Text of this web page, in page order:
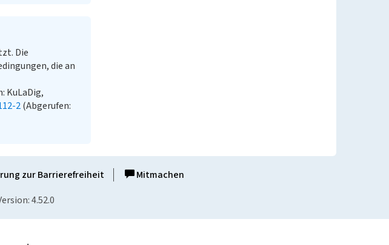
Die
die an
KuLaDig,
2(Abgerufen:
zur Barrierefreiheit
Mitmachen
4.52.0